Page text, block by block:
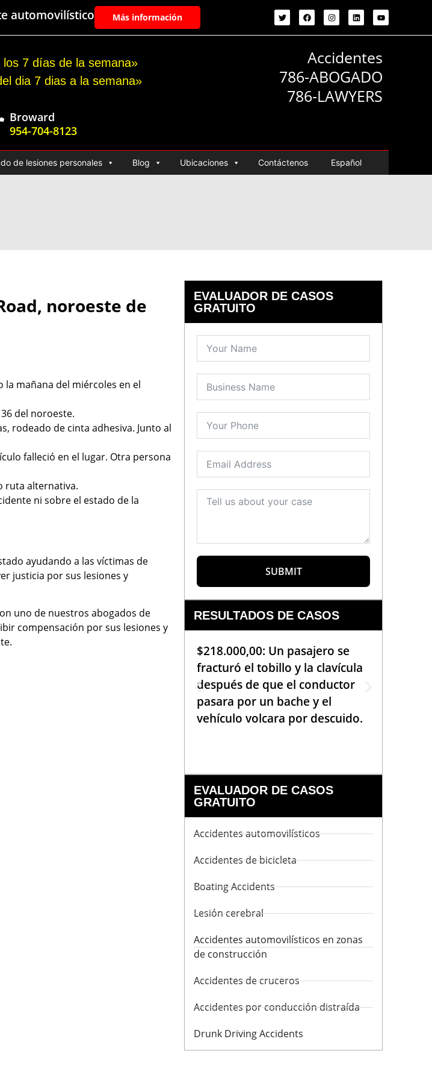
automovilístico Más información
7 días de la semana»
dia 7 dias a la semana»
Broward
954-704-8123
Accidentes
786-ABOGADO
786-LAWYERS
de lesiones personales Blog Ubicaciones Contáctenos Español
noroeste de
mañana del miércoles en el
del noroeste.
rodeado de cinta adhesiva. Junto al
falleció en el lugar. Otra persona
ruta alternativa.
ni sobre el estado de la
ayudando a las víctimas de
justicia por sus lesiones y
uno de nuestros abogados de
compensación por sus lesiones y
EVALUADOR DE CASOS
GRATUITO
SUBMIT
RESULTADOS DE CASOS
$218.000,00: Un pasajero se
fracturó el tobillo y la clavícula
después de que el conductor
pasara por un bache y el
vehículo volcara por descuido.
EVALUADOR DE CASOS
GRATUITO
Accidentes automovilísticos
Accidentes de bicicleta
Boating Accidents
Lesión cerebral
Accidentes automovilísticos en zonas
de construcción
Accidentes de cruceros
Accidentes por conducción distraída
Drunk Driving Accidents